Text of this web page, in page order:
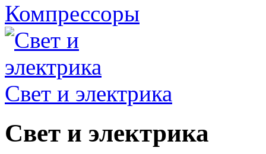
Компрессоры
Свет и электрика
Свет и электрика